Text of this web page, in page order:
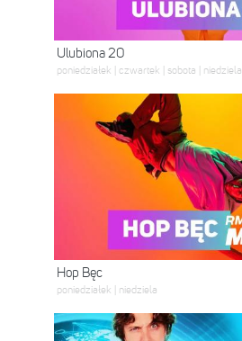
Ulubiona 20
poniedziałek | czwartek | sobota | niedziela
Hop Bęc
poniedziałek | niedziela